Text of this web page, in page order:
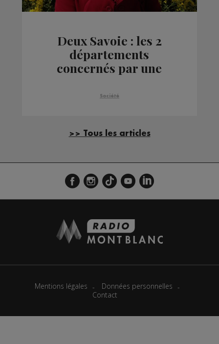
Deux Savoie : les 2
départements
concernés par une
pollen
Société
>> Tous les articles
Mentions légales
Données personnelles
Contact